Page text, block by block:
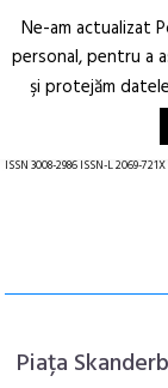
Arhitectură.
Oraș.
ISSN 3008-2986 ISSN-L 2069-721X
Piața
Ne-am actualizat
personal, pentru a
şi protejăm